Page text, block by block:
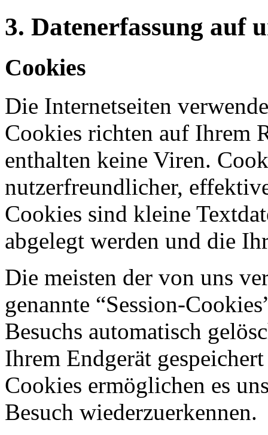
3. Datenerfassung auf
Cookies
Die Internetseiten
Cookies richten auf Ihrem
enthalten keine Viren.
nutzerfreundlicher,
Cookies sind kleine
abgelegt werden und die
Die meisten der von uns
genannte “Session-
Besuchs automatisch
Ihrem Endgerät
Cookies ermöglichen es
Besuch wiederzuerkennen.